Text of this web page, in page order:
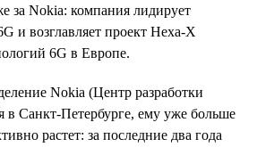
за Nokia: компания лидирует
и возглавляет проект Hexa-X
6G в Европе.
Nokia (Центр разработки
в Санкт-Петербурге, ему уже больше
растет: за последние два года